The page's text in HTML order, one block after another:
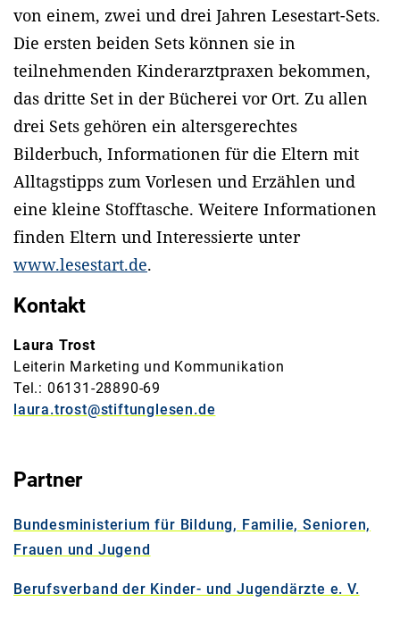
von einem, zwei und drei Jahren Lesestart-Sets.
Die ersten beiden Sets können sie in
teilnehmenden Kinderarztpraxen bekommen,
das dritte Set in der Bücherei vor Ort. Zu allen
drei Sets gehören ein altersgerechtes
Bilderbuch, Informationen für die Eltern mit
Alltagstipps zum Vorlesen und Erzählen und
eine kleine Stofftasche. Weitere Informationen
finden Eltern und Interessierte unter
www.lesestart.de.
Kontakt
Laura Trost
Leiterin Marketing und Kommunikation
Tel.: 06131-28890-69
laura.trost@stiftunglesen.de
Partner
Bundesministerium für Bildung, Familie, Senioren,
Frauen und Jugend
Berufsverband der Kinder- und Jugendärzte e. V.